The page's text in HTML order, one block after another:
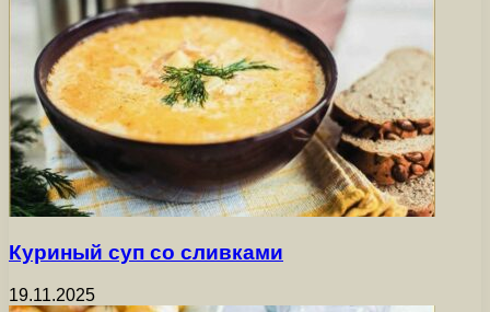
Куриный суп со сливками
19.11.2025